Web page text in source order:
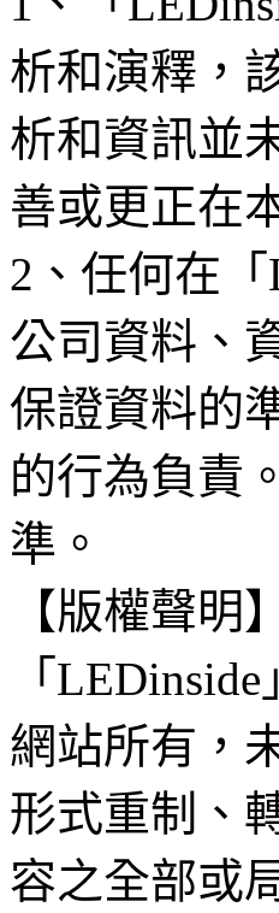
析和演釋，
析和資訊並
善或更正在
2、任何在
公司資料、
保證資料的
的行為負責
準。
【版權聲明】
「
網站所有，
形式重制、
容之全部或